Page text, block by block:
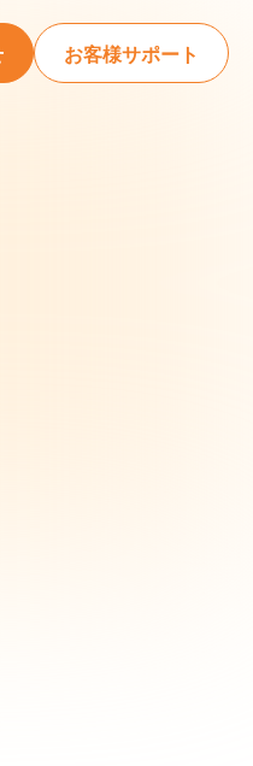
お客様サポート